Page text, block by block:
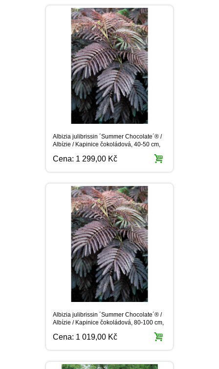
Albizia julibrissin ´Summer Chocolate´® /
Albízie / Kapinice čokoládová, 40-50 cm,
Cena: 1 299,00 Kč
Albizia julibrissin ´Summer Chocolate´® /
Albízie / Kapinice čokoládová, 80-100 cm,
Cena: 1 019,00 Kč